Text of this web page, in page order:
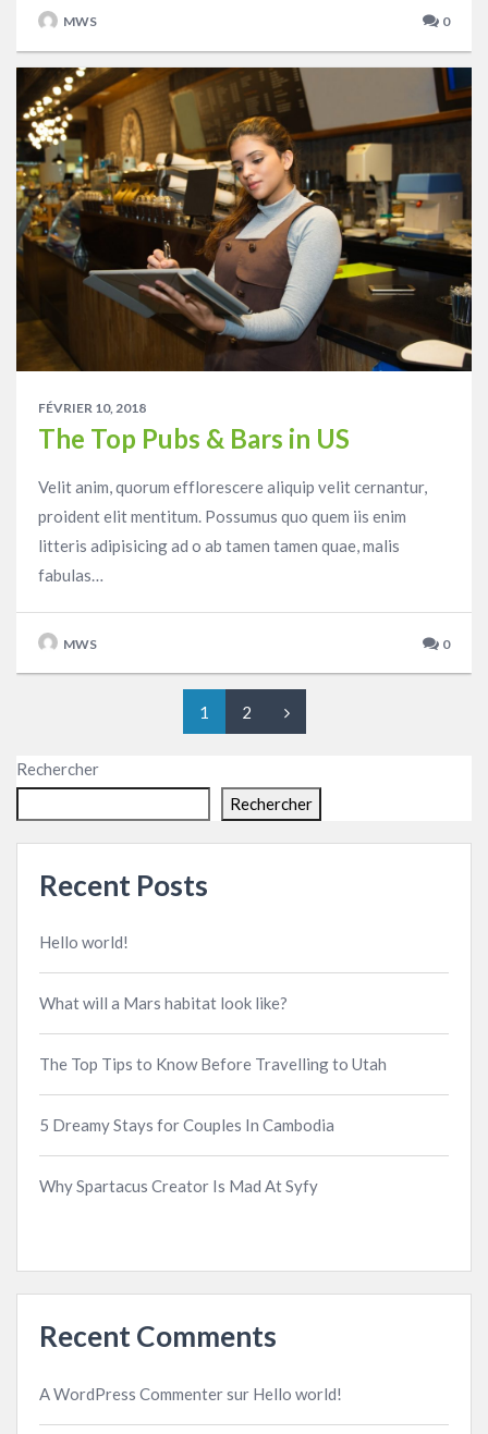
MWS 0
FÉVRIER 10, 2018
The Top Pubs & Bars in US
Velit anim, quorum efflorescere aliquip velit cernantur,
proident elit mentitum. Possumus quo quem iis enim
litteris adipisicing ad o ab tamen tamen quae, malis
fabulas…
MWS 0
1 2
Rechercher
Rechercher
Recent Posts
Hello world!
What will a Mars habitat look like?
The Top Tips to Know Before Travelling to Utah
5 Dreamy Stays for Couples In Cambodia
Why Spartacus Creator Is Mad At Syfy
Recent Comments
A WordPress Commentersur Hello world!